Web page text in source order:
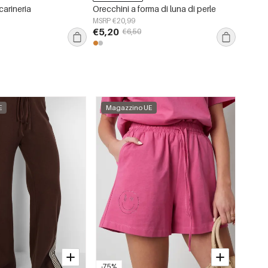
Orecchini a forma di luna di perle
MSRP €20,99
€5,20 €6,50
Magazzino UE